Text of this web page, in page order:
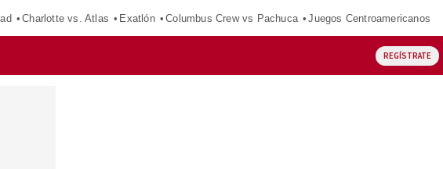
Charlotte vs. Atlas Exatlón Columbus Crew vs Pachuca Juegos Centroamericanos
REGÍSTRATE